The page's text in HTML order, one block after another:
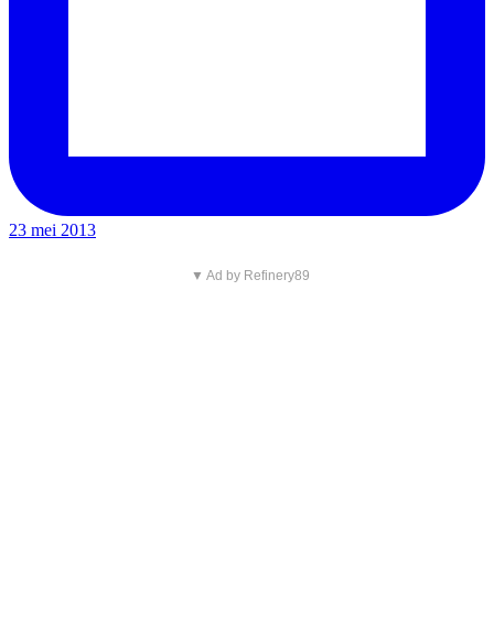
23 mei 2013
▼ Ad by Refinery89